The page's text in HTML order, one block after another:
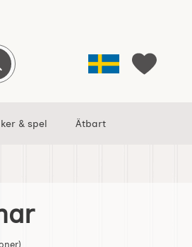
Sverige Mina favoriter
sökning
& spel Ätbart
av 5